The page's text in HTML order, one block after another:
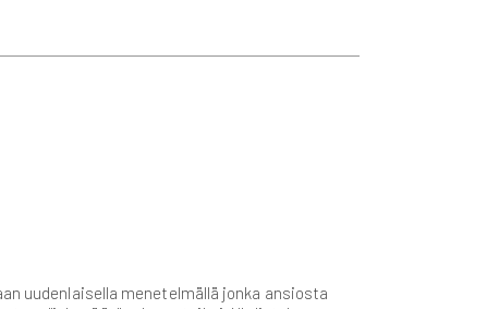
uudenlaisella menetelmällä jonka ansiosta